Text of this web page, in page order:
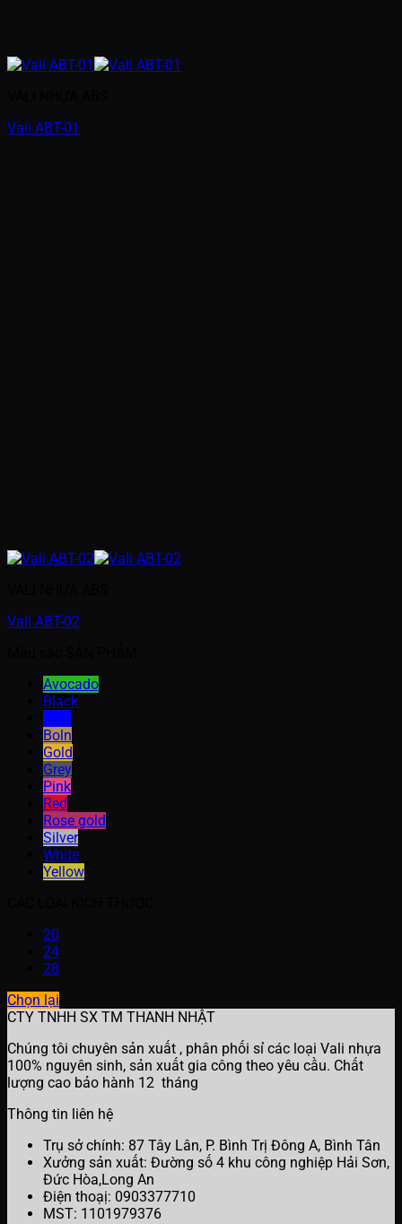
Vali ABT-01
Vali ABT-02
Avocado
Black
Boln
Gold
Grey
Pink
Red
Rose gold
Silver
White
Yellow
20
24
28
Chọn lại
CTY TNHH SX TM THANH NHẬT
Chúng tôi chuyên sản xuất , phân phối sỉ các loại Vali nhựa
100% nguyên sinh, sản xuất gia công theo yêu cầu. Chất
lượng cao bảo hành 12 tháng
Thông tin liên hệ
Trụ sở chính: 87 Tây Lân, P. Bình Trị Đông A, Bình Tân
Xưởng sản xuất: Đường số 4 khu công nghiệp Hải Sơn,
Đức Hòa,Long An
Điện thoạị: 0903377710
MST: 1101979376